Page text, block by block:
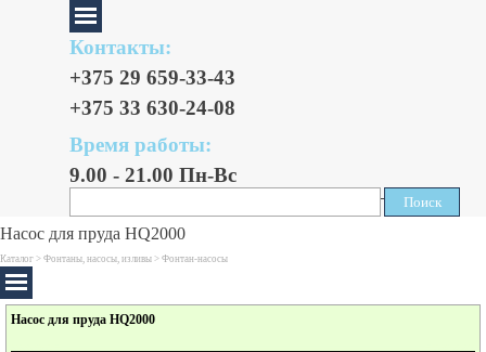
Контакты:
+375 29 659-33-43
+375 33 630-24-08
Время работы:
9.00 - 21.00 Пн-Вс
Поиск
Поиск
Насос для пруда HQ2000
Каталог > Фонтаны, насосы, изливы > Фонтан-насосы
Насос для пруда HQ2000